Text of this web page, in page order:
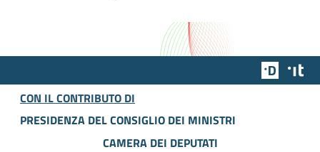
Team
CON IL CONTRIBUTO DI
PRESIDENZA DEL CONSIGLIO DEI MINISTRI
CAMERA DEI DEPUTATI